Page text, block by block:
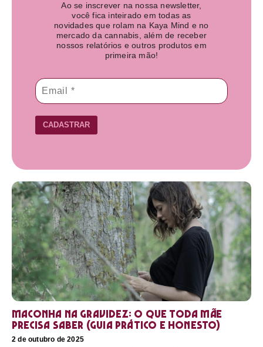
Ao se inscrever na nossa newsletter,
você fica inteirado em todas as
novidades que rolam na Kaya Mind e no
mercado da cannabis, além de receber
nossos relatórios e outros produtos em
primeira mão!
CADASTRAR
Maconha na gravidez: o que toda mãe
precisa saber (guia prático e honesto)
2 de outubro de 2025